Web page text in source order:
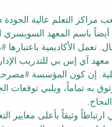
مراكز التعلم عالية الجودة
أيضاً باسم المعهد السويسري
الأكاديمية باعتبارها
تحت الاسم الرسمي معهد آي إس بي للتدريب
إن كون المؤسسة
به تماماً، ويلبي توقعات
وثيقاً بأعلى معايير